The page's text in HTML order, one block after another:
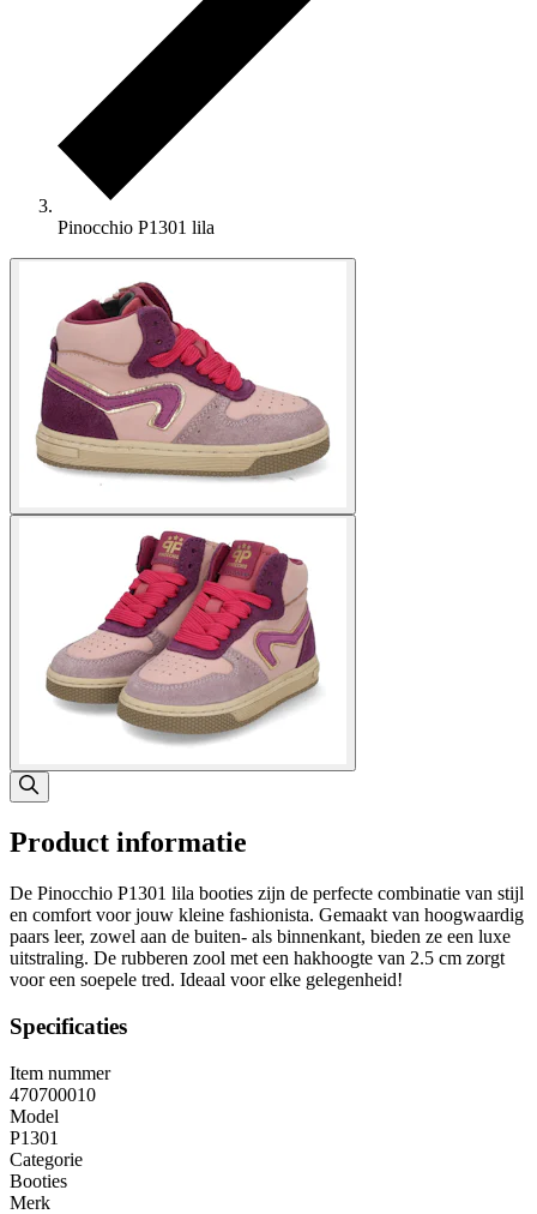
Pinocchio P1301 lila
Product informatie
De Pinocchio P1301 lila booties zijn de perfecte combinatie van stijl
en comfort voor jouw kleine fashionista. Gemaakt van hoogwaardig
paars leer, zowel aan de buiten- als binnenkant, bieden ze een luxe
uitstraling. De rubberen zool met een hakhoogte van 2.5 cm zorgt
voor een soepele tred. Ideaal voor elke gelegenheid!
Specificaties
Item nummer
470700010
Model
P1301
Categorie
Booties
Merk